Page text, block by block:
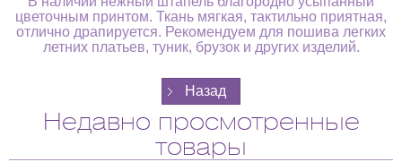
цветочным принтом. Ткань мягкая, тактильно приятная,
отлично драпируется. Рекомендуем для пошива легких
летних платьев, туник, брузок и других изделий.
Недавно просмотренные
товары